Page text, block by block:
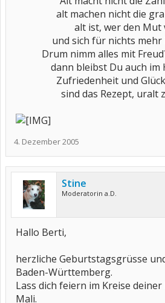
alt machen nicht die
alt ist, wer den
und sich für nichts
Drum nimm alles mit
dann bleibst Du auch im
Zufriedenheit und
sind das Rezept, uralt
4. Dezember 2005
Stine
Moderatorin a.D.
Hallo Berti,
herzliche Geburtstagsgrüsse
Baden-Württemberg.
Lass dich feiern im Kreise deiner
Mali.